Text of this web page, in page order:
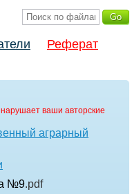
Реферат
ваши авторские
аграрный
№9.pdf